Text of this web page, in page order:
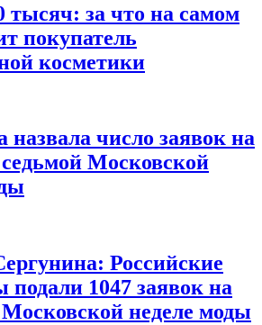
тысяч: за что на самом
покупатель
косметики
назвала число заявок на
Московской
Российские
подали 1047 заявок на
неделе моды